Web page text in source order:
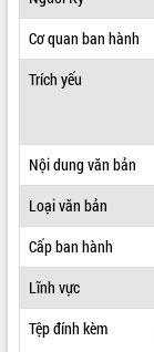
HỆ THỐNG VĂN BẢN
VĂN BẢN HĐND TỈNH
QUY HOẠCH - KẾ HOẠCH
Cơ quan ban hành
Trích yếu
Nội dung văn bản
Loại văn bản
Cấp ban hành
Lĩnh vực
Tệp đính kèm